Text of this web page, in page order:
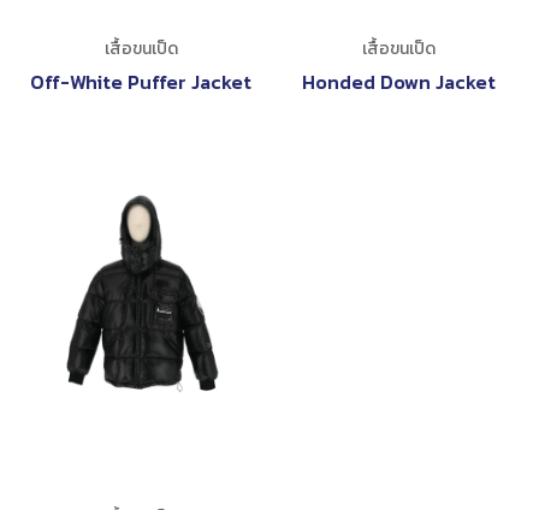
เสื้อขนเป็ด
Off-White Puffer Jacket
เสื้อขนเป็ด
Honded Down Jacket